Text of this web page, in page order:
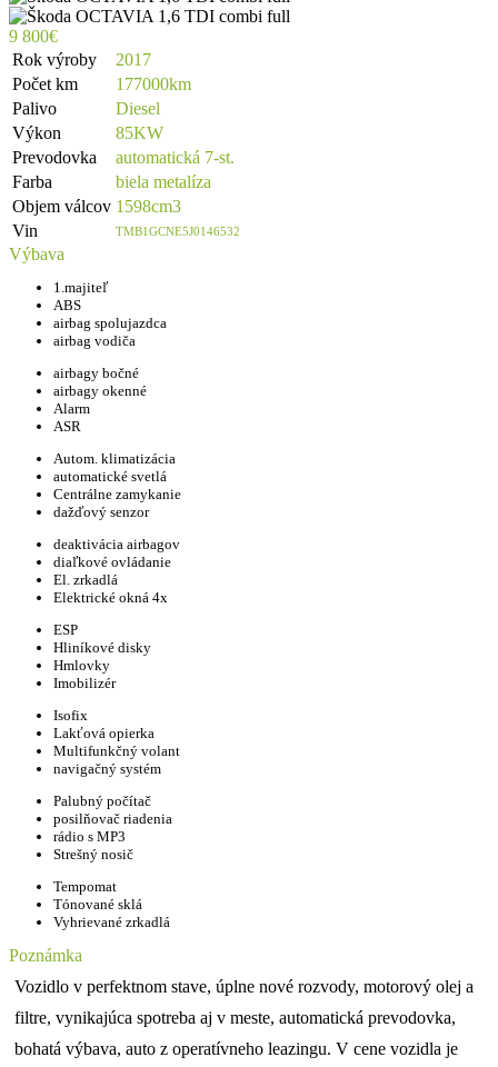
9 800€
Rok výroby
2017
Počet km
177000km
Palivo
Diesel
Výkon
85KW
Prevodovka
automatická 7-st.
Farba
biela metalíza
Objem válcov 1598cm3
Vin
TMB1GCNE5J0146532
Výbava
1.majiteľ
ABS
airbag spolujazdca
airbag vodiča
airbagy bočné
airbagy okenné
Alarm
ASR
Autom. klimatizácia
automatické svetlá
Centrálne zamykanie
dažďový senzor
deaktivácia airbagov
diaľkové ovládanie
El. zrkadlá
Elektrické okná 4x
ESP
Hliníkové disky
Hmlovky
Imobilizér
Isofix
Lakťová opierka
Multifunkčný volant
navigačný systém
Palubný počítač
posilňovač riadenia
rádio s MP3
Strešný nosič
Tempomat
Tónované sklá
Vyhrievané zrkadlá
Poznámka
Vozidlo v perfektnom stave, úplne nové rozvody, motorový olej a
filtre, vynikajúca spotreba aj v meste, automatická prevodovka,
bohatá výbava, auto z operatívneho leazingu. V cene vozidla je